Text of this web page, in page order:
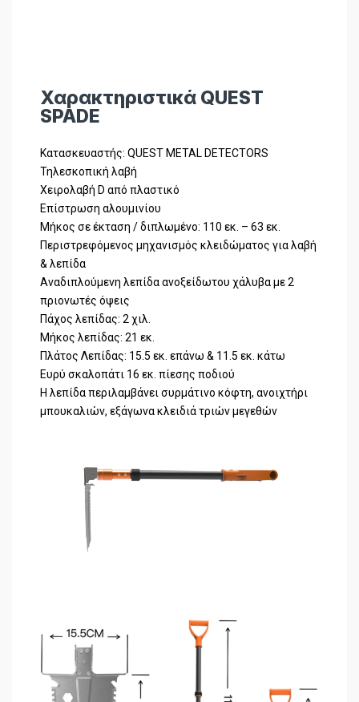
Χαρακτηριστικά QUEST
SPADE
Κατασκευαστής: QUEST METAL DETECTORS
Τηλεσκοπική λαβή
Χειρολαβή D από πλαστικό
Επίστρωση αλουμινίου
Μήκος σε έκταση / διπλωμένο: 110 εκ. – 63 εκ.
Περιστρεφόμενος μηχανισμός κλειδώματος για λαβή
& λεπίδα
Αναδιπλούμενη λεπίδα ανοξείδωτου χάλυβα με 2
πριονωτές όψεις
Πάχος λεπίδας: 2 χιλ.
Μήκος λεπίδας: 21 εκ.
Πλάτος Λεπίδας: 15.5 εκ. επάνω & 11.5 εκ. κάτω
Ευρύ σκαλοπάτι 16 εκ. πίεσης ποδιού
Η λεπίδα περιλαμβάνει συρμάτινο κόφτη, ανοιχτήρι
μπουκαλιών, εξάγωνα κλειδιά τριών μεγεθών